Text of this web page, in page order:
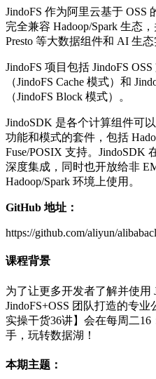
JindoFS 作为阿里云基于 OSS
完全兼容 Hadoop/Spark 生态
Presto 等大数据组件和 AI 生
JindoFS 项目包括 JindoFS
（JindoFS Cache 模式）和
（JindoFS Block 模式）。
JindoSDK 是各个计算组件可
功能和模式的套件，包括
Fuse/POSIX 支持。JindoSDK
深度集成，同时也开放给非
Hadoop/Spark 环境上使用。
GitHub 地址：
https://github.com/aliyun/
课程背景
为了让更多开发者了解并使用
JindoFS+OSS 团队打造的专业
实操干货36讲】会在每周二
手，玩转数据湖！
本期主题：